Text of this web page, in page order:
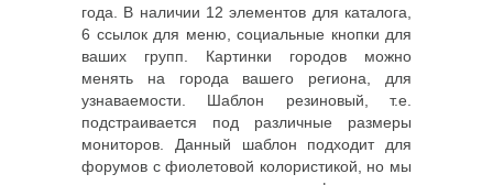
года. В наличии 12 элементов для каталога,
6 ссылок для меню, социальные кнопки для
ваших групп. Картинки городов можно
менять на города вашего региона, для
узнаваемости. Шаблон резиновый, т.е.
подстраивается под различные размеры
мониторов. Данный шаблон подходит для
форумов с фиолетовой колористикой, но мы